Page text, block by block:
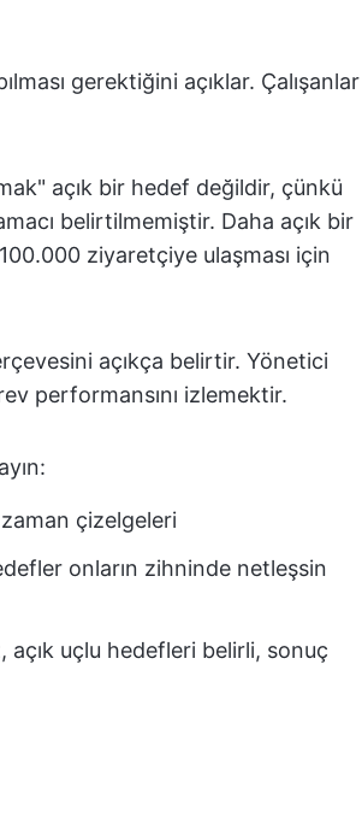
gerektiğini açıklar. Çalışanlar
açık bir hedef değildir, çünkü
belirtilmemiştir. Daha açık bir
ziyaretçiye ulaşması için
açıkça belirtir. Yönetici
performansını izlemektir.
çizelgeleri
onların zihninde netleşsin
açık uçlu hedefleri belirli, sonuç